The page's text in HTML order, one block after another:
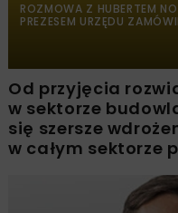
ROZMOWA Z HUBERTEM
PREZESEM URZĘDU
Od przyjęcia
w sektorze
się szersze
w całym sektorze